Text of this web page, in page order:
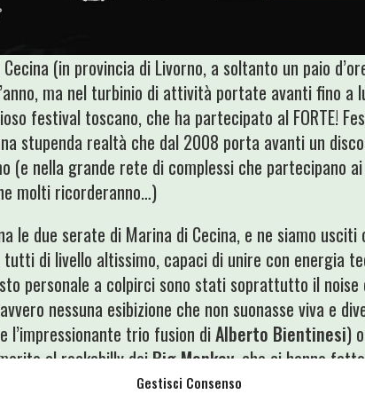
Gestisci Consenso
Cecina (in provincia di Livorno, a soltanto un paio
ma nel turbinio di attività portate avanti fino a
festival toscano, che ha partecipato al FORTE!
stupenda realtà che dal 2008 porta avanti un
(e nella grande rete di complessi che partecipano
molti ricorderanno…)
le due serate di Marina di Cecina, e ne siamo
di livello altissimo, capaci di unire con energia
personale a colpirci sono stati soprattutto il noise
nessuna esibizione che non suonasse viva e
l’impressionante trio fusion diAlberto Bientinesi)
al rockabilly deiBig Monkey, che ci hanno
che hanno eseguito unaLamette che più